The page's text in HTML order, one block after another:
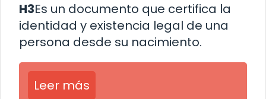
H3Es un documento que certifica la
identidad y existencia legal de una
persona desde su nacimiento.
Leer más